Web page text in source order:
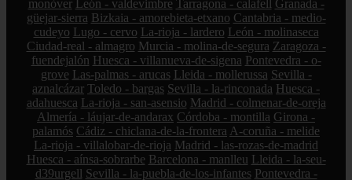
monòver León - valdevimbre Tarragona - calafell Granada -
güejar-sierra Bizkaia - amorebieta-etxano Cantabria - medio-
cudeyo Lugo - cervo La-rioja - lardero León - molinaseca
Ciudad-real - almagro Murcia - molina-de-segura Zaragoza -
fuendejalón Huesca - villanueva-de-sigena Pontevedra - o-
grove Las-palmas - arucas Lleida - mollerussa Sevilla -
aznalcázar Toledo - bargas Sevilla - la-rinconada Huesca -
adahuesca La-rioja - san-asensio Madrid - colmenar-de-oreja
Almería - láujar-de-andarax Córdoba - montilla Girona -
palamós Cádiz - chiclana-de-la-frontera A-coruña - melide
La-rioja - villalobar-de-rioja Madrid - las-rozas-de-madrid
Huesca - aínsa-sobrarbe Barcelona - manlleu Lleida - la-seu-
d39urgell Sevilla - la-puebla-de-los-infantes Pontevedra -